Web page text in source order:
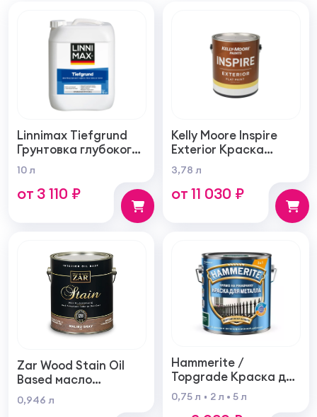
Linnimax Tiefgrund
Грунтовка глубокого
проникновения для
внутренних и
наружных работ
10 л
от 3 110 ₽
Kelly Moore Inspire
Exterior Краска
фасадная
самогрунтующаяся
суперукрывистая
3,78 л
от 11 030 ₽
Zar Wood Stain Oil
Based масло
тонирующая по
дереву
0,946 л
Hammerite /
Topgrade Краска для
металла с
молотковым
0,75 л 2 л 5 л